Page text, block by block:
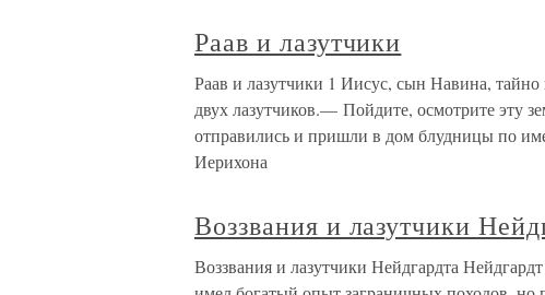
Раав и лазутчики
Раав и лазутчики 1 Иисус, сын Навина,
двух лазутчиков.— Пойдите, осмотрите
отправились и пришли в дом блудницы по
Иерихона
Воззвания и лазутчики
Воззвания и лазутчики Нейдгардта